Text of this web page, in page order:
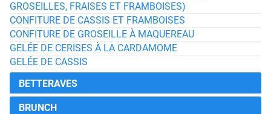
GROSEILLES, FRAISES ET FRAMBOISES)
CONFITURE DE CASSIS ET FRAMBOISES
CONFITURE DE GROSEILLE À MAQUEREAU
GELÉE DE CERISES À LA CARDAMOME
GELÉE DE CASSIS
BETTERAVES
BRUNCH